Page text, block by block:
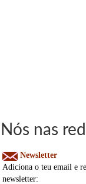
Nós nas
Newsletter
Adiciona o teu email e
newsletter: